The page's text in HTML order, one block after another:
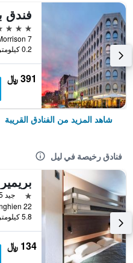
4 نجوم
0.2 كيلومتر عن وسط المدينة
391 ﷼
شاهد المزيد من الفنادق القريبة
فنادق رخيصة في ليل
نجمةجيد 6.5
5.8 كيلومتر عن وسط المدينة
134 ﷼